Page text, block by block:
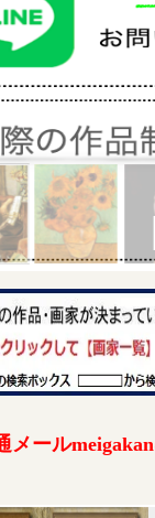
メール